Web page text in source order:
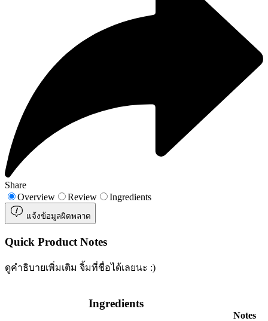
Share
Overview
Review Ingredients
แจ้งข้อมูลผิดพลาด
Quick Product Notes
ดูคำธิบายเพิ่มเติม จิ้มที่ชื่อได้เลยนะ :)
Ingredients
Notes